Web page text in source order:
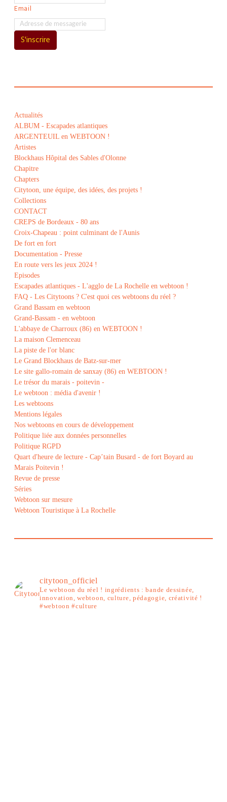
Email
S'inscrire
Actualités
ALBUM - Escapades atlantiques
ARGENTEUIL en WEBTOON !
Artistes
Blockhaus Hôpital des Sables d'Olonne
Chapitre
Chapters
Citytoon, une équipe, des idées, des projets !
Collections
CONTACT
CREPS de Bordeaux - 80 ans
Croix-Chapeau : point culminant de l'Aunis
De fort en fort
Documentation - Presse
En route vers les jeux 2024 !
Episodes
Escapades atlantiques - L'agglo de La Rochelle en webtoon !
FAQ - Les Citytoons ? C'est quoi ces webtoons du réel ?
Grand Bassam en webtoon
Grand-Bassam - en webtoon
L'abbaye de Charroux (86) en WEBTOON !
La maison Clemenceau
La piste de l'or blanc
Le Grand Blockhaus de Batz-sur-mer
Le site gallo-romain de sanxay (86) en WEBTOON !
Le trésor du marais - poitevin -
Le webtoon : média d'avenir !
Les webtoons
Mentions légales
Nos webtoons en cours de développement
Politique liée aux données personnelles
Politique RGPD
Quart d'heure de lecture - Cap’tain Busard - de fort Boyard au
Marais Poitevin !
Revue de presse
Séries
Webtoon sur mesure
Webtoon Touristique à La Rochelle
citytoon_officiel
Le webtoon du réel ! ingrédients : bande dessinée,
innovation, webtoon, culture, pédagogie, créativité !
#webtoon #culture